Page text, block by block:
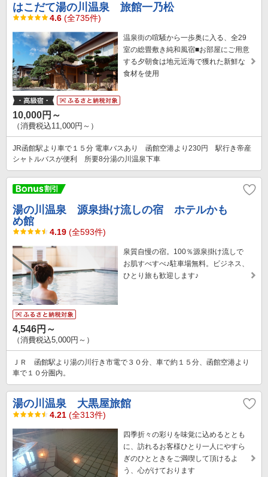
はこだて湯の川温泉 旅館一乃松
4.6 (全735件)
温泉街の喧騒から一歩奥に入る、全29
室の総畳敷き純和風宿■お部屋にご用意
する夕朝食は地元近海で獲れた新鮮な
食材を使用
10,000円～
（消費税込11,000円～）
JR函館駅より車で１５分 電車バスあり 函館空港より230円 駅行き帝産
シャトルバスが便利 所要8分湯の川温泉下車
湯の川温泉 源泉掛け流しの宿 ホテルかも
め館
4.19 (全593件)
泉質自慢の宿。100％源泉掛け流しで
お肌すべすべ♪駐車場無料。ビジネス、
ひとり旅も歓迎します♪
4,546円～
（消費税込5,000円～）
ＪＲ 函館駅より湯の川行き市電で３０分、車で約１５分、函館空港より
車で１０分圏内。
湯の川温泉 大黒屋旅館
4.21 (全313件)
四季折々の彩りを味覚に込めるととも
に、訪れるお客様ひとり一人にやすら
ぎのひとときをご満喫して頂けるよ
う、心がけております